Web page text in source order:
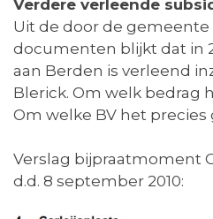
Verdere verleende
Uit de door de gemeente
documenten blijkt dat in
aan Berden is verleend
Blerick. Om welk bedrag
Om welke BV het precies
Verslag bijpraatmoment
d.d. 8 september 2010: